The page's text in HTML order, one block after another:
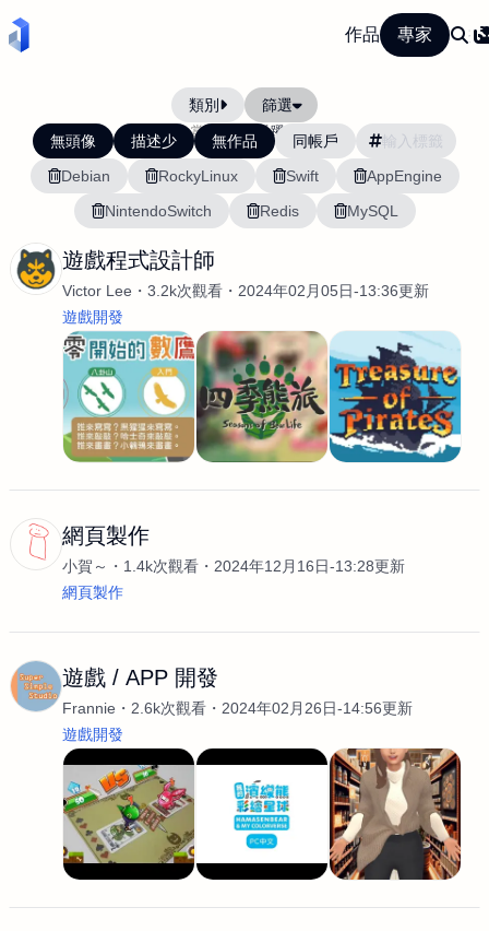
作品 專家
類別 篩選
當前排序: 活躍度
無頭像 描述少 無作品
同帳戶
Debian
RockyLinux Swift
AppEngine
NintendoSwitch
Redis MySQL
遊戲程式設計師
Victor Lee 3.2k次觀看
2024年02月05日-13:36更新
遊戲開發
網頁製作
小賀～ 1.4k次觀看
2024年12月16日-13:28更新
網頁製作
遊戲 / APP 開發
Frannie 2.6k次觀看
2024年02月26日-14:56更新
遊戲開發